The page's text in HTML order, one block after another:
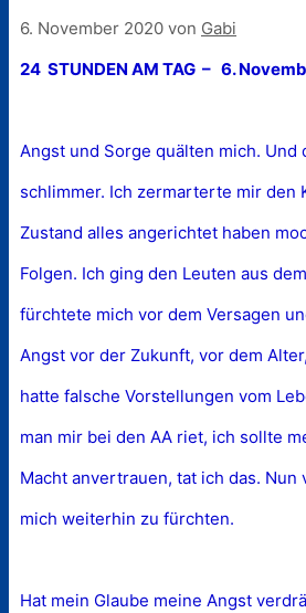
6. November 2020 von Gabi
24 STUNDEN AM TAG – 6.
Angst und Sorge quälten mich.
schlimmer. Ich zermarterte mir den
Zustand alles angerichtet haben
Folgen. Ich ging den Leuten aus
fürchtete mich vor dem Versagen
Angst vor der Zukunft, vor dem
hatte falsche Vorstellungen vom
man mir bei den AA riet, ich sollte
Macht anvertrauen, tat ich das.
mich weiterhin zu fürchten.
Hat mein Glaube meine Angst